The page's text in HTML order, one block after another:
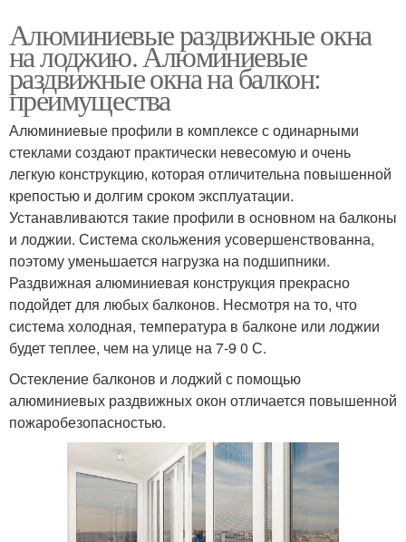
Алюминиевые раздвижные окна
на лоджию. Алюминиевые
раздвижные окна на балкон:
преимущества
Алюминиевые профили в комплексе с одинарными
стеклами создают практически невесомую и очень
легкую конструкцию, которая отличительна повышенной
крепостью и долгим сроком эксплуатации.
Устанавливаются такие профили в основном на балконы
и лоджии. Система скольжения усовершенствованна,
поэтому уменьшается нагрузка на подшипники.
Раздвижная алюминиевая конструкция прекрасно
подойдет для любых балконов. Несмотря на то, что
система холодная, температура в балконе или лоджии
будет теплее, чем на улице на 7-9 0 С.
Остекление балконов и лоджий с помощью
алюминиевых раздвижных окон отличается повышенной
пожаробезопасностью.